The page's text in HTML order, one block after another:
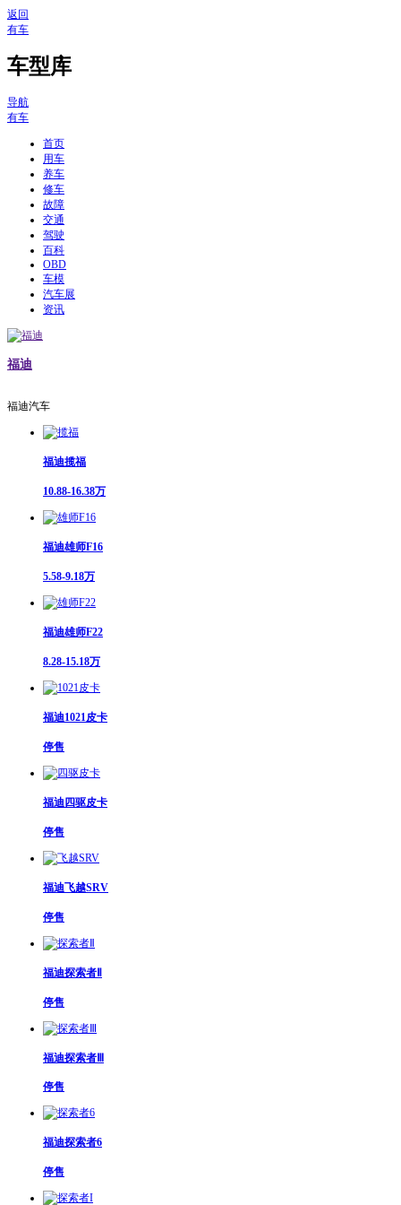
返回
有车
车型库
导航
有车
首页
用车
养车
修车
故障
交通
驾驶
百科
OBD
车模
汽车展
资讯
福迪
福迪汽车
福迪揽福
10.88-16.38万
福迪雄师F16
5.58-9.18万
福迪雄师F22
8.28-15.18万
福迪1021皮卡
停售
福迪四驱皮卡
停售
福迪飞越SRV
停售
福迪探索者Ⅱ
停售
福迪探索者Ⅲ
停售
福迪探索者6
停售